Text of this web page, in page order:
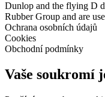
Dunlop and the flying D
Rubber Group and are
Ochrana osobních údajů
Cookies
Obchodní podmínky
Vaše soukromí